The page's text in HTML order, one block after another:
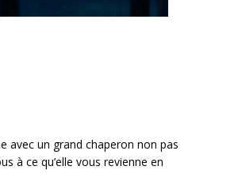
avec un grand chaperon non pas
à ce qu’elle vous revienne en